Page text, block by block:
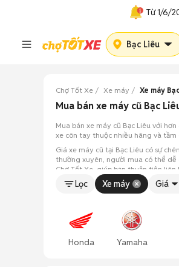
Từ 1/6/
Bạc Liêu
Chợ Tốt Xe Xe máy Xe máy
Mua bán xe máy cũ Bạc
Mua bán xe máy cũ Bạc Liêu với
xe côn tay thuộc nhiều hãng và tầm
Giá xe máy cũ tại Bạc Liêu có sự
thường xuyên, người mua có thể dễ
Chợ Tốt Xe, giúp bạn thuận tiện
Lọc
Xe máy Giá
Honda Yamaha